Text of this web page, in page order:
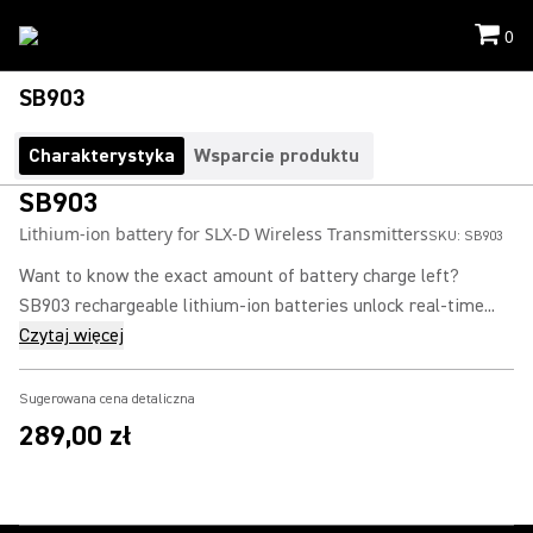
0
SB903
Charakterystyka Wsparcie produktu
SB903
Lithium-ion battery for SLX-D Wireless TransmittersSKU: SB903
Want to know the exact amount of battery charge left?
SB903 rechargeable lithium-ion batteries unlock real-time...
Czytaj więcej
Sugerowana cena detaliczna
289,00 zł